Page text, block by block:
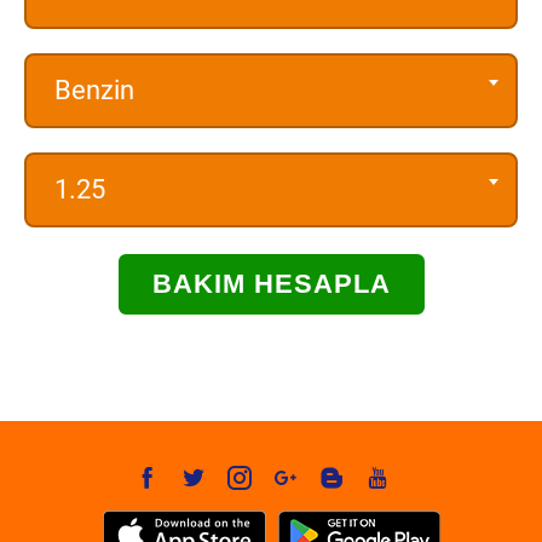
Benzin
1.25
BAKIM HESAPLA